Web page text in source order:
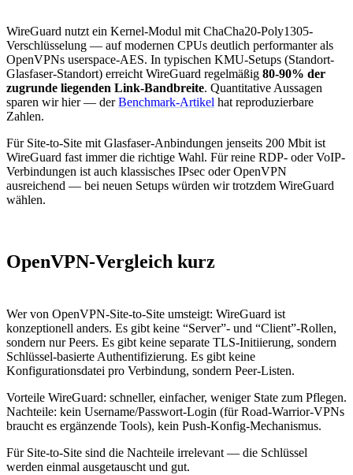
WireGuard nutzt ein Kernel-Modul mit ChaCha20-Poly1305-
Verschlüsselung — auf modernen CPUs deutlich performanter als
OpenVPNs userspace-AES. In typischen KMU-Setups (Standort-
Glasfaser-Standort) erreicht WireGuard regelmäßig 80-90% der
zugrunde liegenden Link-Bandbreite. Quantitative Aussagen
sparen wir hier — derBenchmark-Artikel hat reproduzierbare
Zahlen.
Für Site-to-Site mit Glasfaser-Anbindungen jenseits 200 Mbit ist
WireGuard fast immer die richtige Wahl. Für reine RDP- oder VoIP-
Verbindungen ist auch klassisches IPsec oder OpenVPN
ausreichend — bei neuen Setups würden wir trotzdem WireGuard
wählen.
OpenVPN-Vergleich kurz
Wer von OpenVPN-Site-to-Site umsteigt: WireGuard ist
konzeptionell anders. Es gibt keine “Server”- und “Client”-Rollen,
sondern nur Peers. Es gibt keine separate TLS-Initiierung, sondern
Schlüssel-basierte Authentifizierung. Es gibt keine
Konfigurationsdatei pro Verbindung, sondern Peer-Listen.
Vorteile WireGuard: schneller, einfacher, weniger State zum Pflegen.
Nachteile: kein Username/Passwort-Login (für Road-Warrior-VPNs
braucht es ergänzende Tools), kein Push-Konfig-Mechanismus.
Für Site-to-Site sind die Nachteile irrelevant — die Schlüssel
werden einmal ausgetauscht und gut.